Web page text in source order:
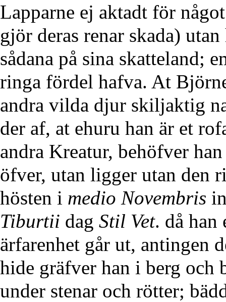
Lapparne ej aktadt för
gjör deras renar skada)
sådana på sina skatteland;
ringa fördel hafva. At
andra vilda djur skiljaktig
der af, at ehuru han är et
andra Kreatur, behöfver
öfver, utan ligger utan den
hösten i medio Novembris
Tiburtii dag Stil Vet. då han
ärfarenhet går ut, antingen
hide gräfver han i berg och
under stenar och rötter;